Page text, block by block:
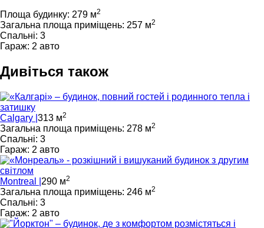
Площа будинку: 279 м2
Загальна площа приміщень: 257 м2
Спальні: 3
Гараж: 2 авто
Дивіться також
Calgary | 313 м2
Загальна площа приміщень: 278 м2
Спальні: 3
Гараж: 2 авто
Montreal | 290 м2
Загальна площа приміщень: 246 м2
Спальні: 3
Гараж: 2 авто